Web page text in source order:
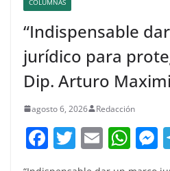
COLUMNAS
“Indispensable
jurídico para
Dip. Arturo
agosto 6, 2026 Redacción
F T
w
E W
e